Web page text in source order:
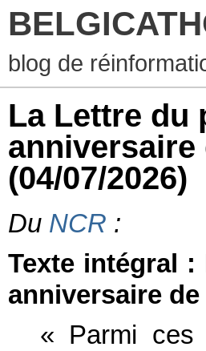
blog de
La Lettre du
anniversaire
(04/07/2026)
Du NCR :
Texte intégral :
anniversaire
« Parmi ces